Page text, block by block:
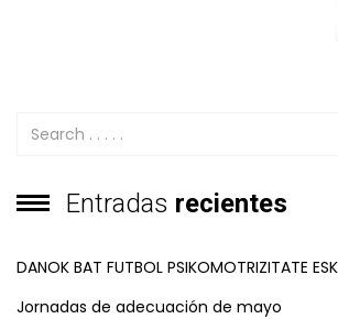
Entradas recientes
DANOK BAT FUTBOL PSIKOMOTRIZITATE
Jornadas de adecuación de mayo